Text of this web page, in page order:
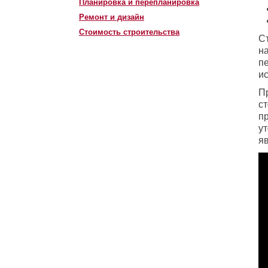
Планировка и перепланировка
Ремонт и дизайн
Стоимость строительства